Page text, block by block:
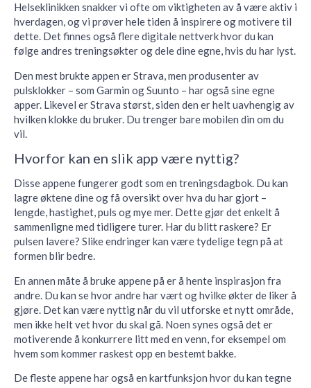
Helseklinikken snakker vi ofte om viktigheten av å være aktiv i
hverdagen, og vi prøver hele tiden å inspirere og motivere til
dette. Det finnes også flere digitale nettverk hvor du kan
følge andres treningsøkter og dele dine egne, hvis du har lyst.
Den mest brukte appen er Strava, men produsenter av
pulsklokker – som Garmin og Suunto – har også sine egne
apper. Likevel er Strava størst, siden den er helt uavhengig av
hvilken klokke du bruker. Du trenger bare mobilen din om du
vil.
Hvorfor kan en slik app være nyttig?
Disse appene fungerer godt som en treningsdagbok. Du kan
lagre øktene dine og få oversikt over hva du har gjort –
lengde, hastighet, puls og mye mer. Dette gjør det enkelt å
sammenligne med tidligere turer. Har du blitt raskere? Er
pulsen lavere? Slike endringer kan være tydelige tegn på at
formen blir bedre.
En annen måte å bruke appene på er å hente inspirasjon fra
andre. Du kan se hvor andre har vært og hvilke økter de liker å
gjøre. Det kan være nyttig når du vil utforske et nytt område,
men ikke helt vet hvor du skal gå. Noen synes også det er
motiverende å konkurrere litt med en venn, for eksempel om
hvem som kommer raskest opp en bestemt bakke.
De fleste appene har også en kartfunksjon hvor du kan tegne